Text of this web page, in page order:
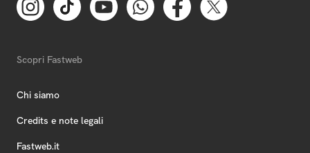
Scopri Fastweb
Chi siamo
Credits e note legali
Fastweb.it